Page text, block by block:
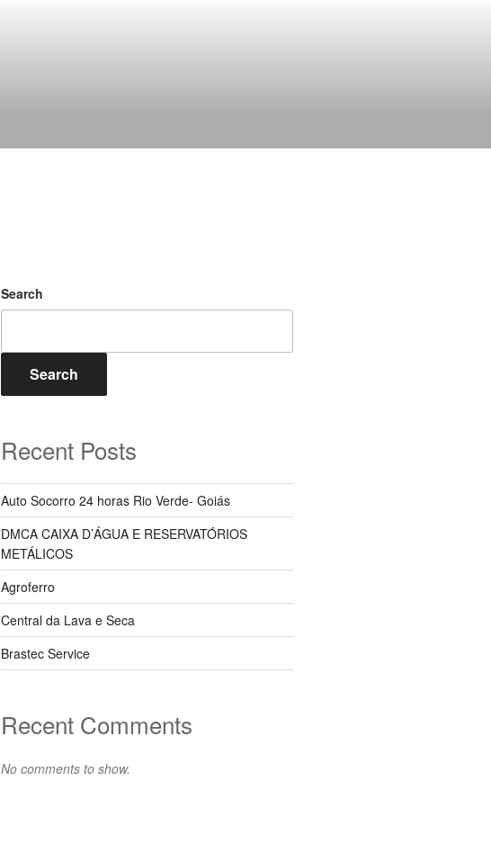
Search
Search
Recent Posts
Auto Socorro 24 horas Rio Verde- Goiás
DMCA CAIXA D’ÁGUA E RESERVATÓRIOS
METÁLICOS
Agroferro
Central da Lava e Seca
Brastec Service
Recent Comments
No comments to show.